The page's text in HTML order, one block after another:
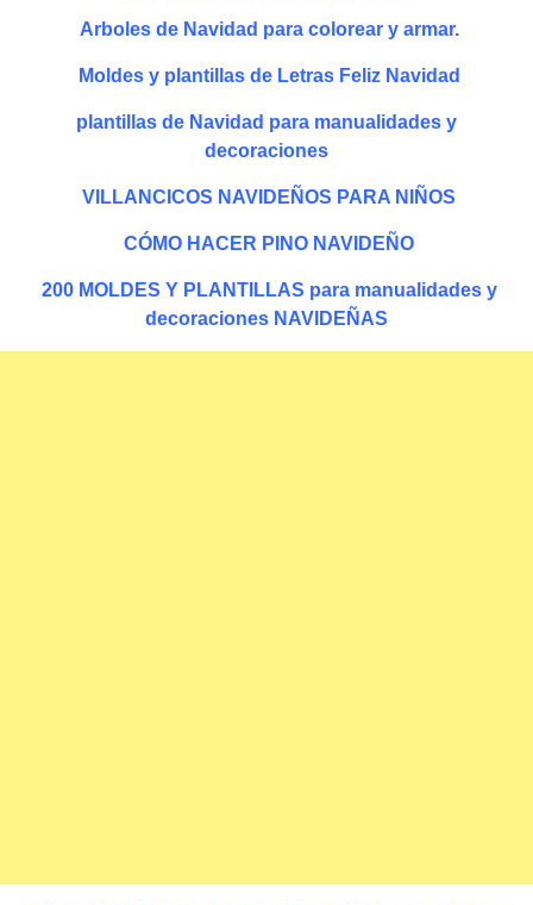
Arboles de Navidad para colorear y armar.
Moldes y plantillas de Letras Feliz Navidad
plantillas de Navidad para manualidades y
decoraciones
VILLANCICOS NAVIDEÑOS PARA NIÑOS
CÓMO HACER PINO NAVIDEÑO
200 MOLDES Y PLANTILLAS para manualidades y
decoraciones NAVIDEÑAS